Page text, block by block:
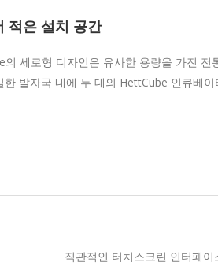
적은 설치 공간
의 세로형 디자인은 유사한 용량을 가진
한 발자국 내에 두 대의 HettCube 인큐베
직관적인 터치스크린 인터페